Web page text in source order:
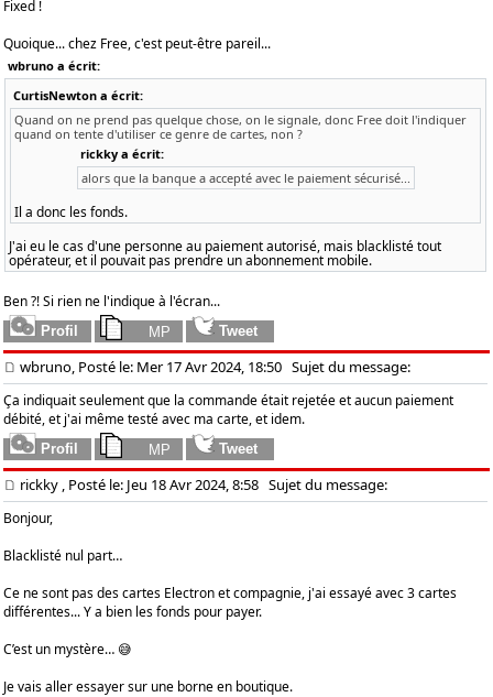
Fixed !
Quoique... chez Free, c'est peut-être pareil...
wbruno a écrit:
CurtisNewton a écrit:
Quand on ne prend pas quelque chose, on le signale, donc Free doit l'indiquer
quand on tente d'utiliser ce genre de cartes, non ?
rickky a écrit:
alors que la banque a accepté avec le paiement sécurisé...
Il a donc les fonds.
J'ai eu le cas d'une personne au paiement autorisé, mais blacklisté tout
opérateur, et il pouvait pas prendre un abonnement mobile.
Ben ?! Si rien ne l'indique à l'écran...
wbruno, Posté le: Mer 17 Avr 2024, 18:50 Sujet du message:
Ça indiquait seulement que la commande était rejetée et aucun paiement
débité, et j'ai même testé avec ma carte, et idem.
rickky , Posté le: Jeu 18 Avr 2024, 8:58 Sujet du message:
Bonjour,
Blacklisté nul part…
Ce ne sont pas des cartes Electron et compagnie, j'ai essayé avec 3 cartes
différentes... Y a bien les fonds pour payer.
C’est un mystère… 😅
Je vais aller essayer sur une borne en boutique.